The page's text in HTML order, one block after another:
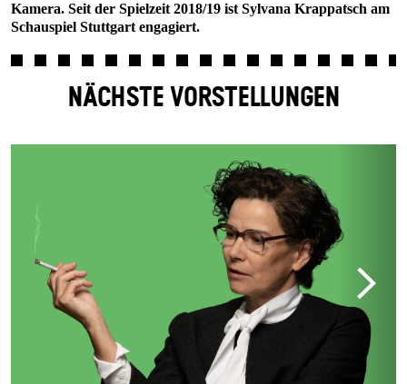
Kamera. Seit der Spielzeit 2018/19 ist Sylvana Krappatsch am
Schauspiel Stuttgart engagiert.
NÄCHSTE VORSTELLUNGEN